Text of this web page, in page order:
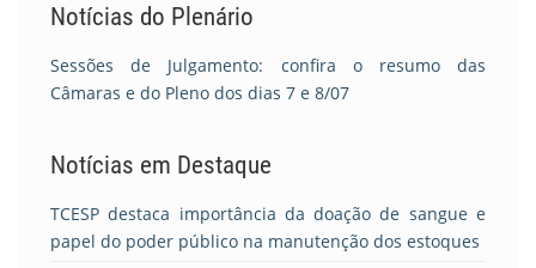
Notícias do Plenário
Sessões de Julgamento: confira o resumo das
Câmaras e do Pleno dos dias 7 e 8/07
Notícias em Destaque
TCESP destaca importância da doação de sangue e
papel do poder público na manutenção dos estoques